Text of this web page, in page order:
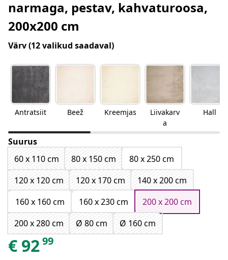
narmaga, pestav, kahvaturoosa,
200x200 cm
Värv(12 valikud saadaval)
Antratsiit Beež Kreemjas
Liivakarv
a
Hall
Suurus
60 x 110 cm
80 x 150 cm
80 x 250 cm
120 x 120 cm
120 x 170 cm
140 x 200 cm
160 x 160 cm
160 x 230 cm
200 x 200 cm
200 x 280 cm
Ø 80 cm Ø 160 cm
€ 9299